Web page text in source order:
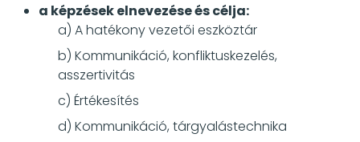
a képzések elnevezése és célja:
a) A hatékony vezetői eszköztár
b) Kommunikáció, konfliktuskezelés,
asszertivitás
c) Értékesítés
d) Kommunikáció, tárgyalástechnika